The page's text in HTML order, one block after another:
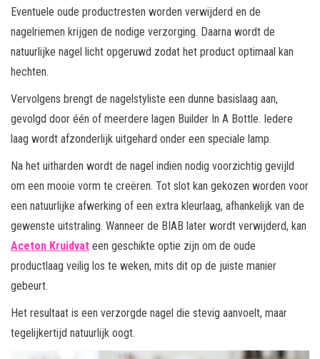
Eventuele oude productresten worden verwijderd en de
nagelriemen krijgen de nodige verzorging. Daarna wordt de
natuurlijke nagel licht opgeruwd zodat het product optimaal kan
hechten.
Vervolgens brengt de nagelstyliste een dunne basislaag aan,
gevolgd door één of meerdere lagen Builder In A Bottle. Iedere
laag wordt afzonderlijk uitgehard onder een speciale lamp.
Na het uitharden wordt de nagel indien nodig voorzichtig gevijld
om een mooie vorm te creëren. Tot slot kan gekozen worden voor
een natuurlijke afwerking of een extra kleurlaag, afhankelijk van de
gewenste uitstraling. Wanneer de BIAB later wordt verwijderd, kan
Aceton Kruidvat een geschikte optie zijn om de oude
productlaag veilig los te weken, mits dit op de juiste manier
gebeurt.
Het resultaat is een verzorgde nagel die stevig aanvoelt, maar
tegelijkertijd natuurlijk oogt.